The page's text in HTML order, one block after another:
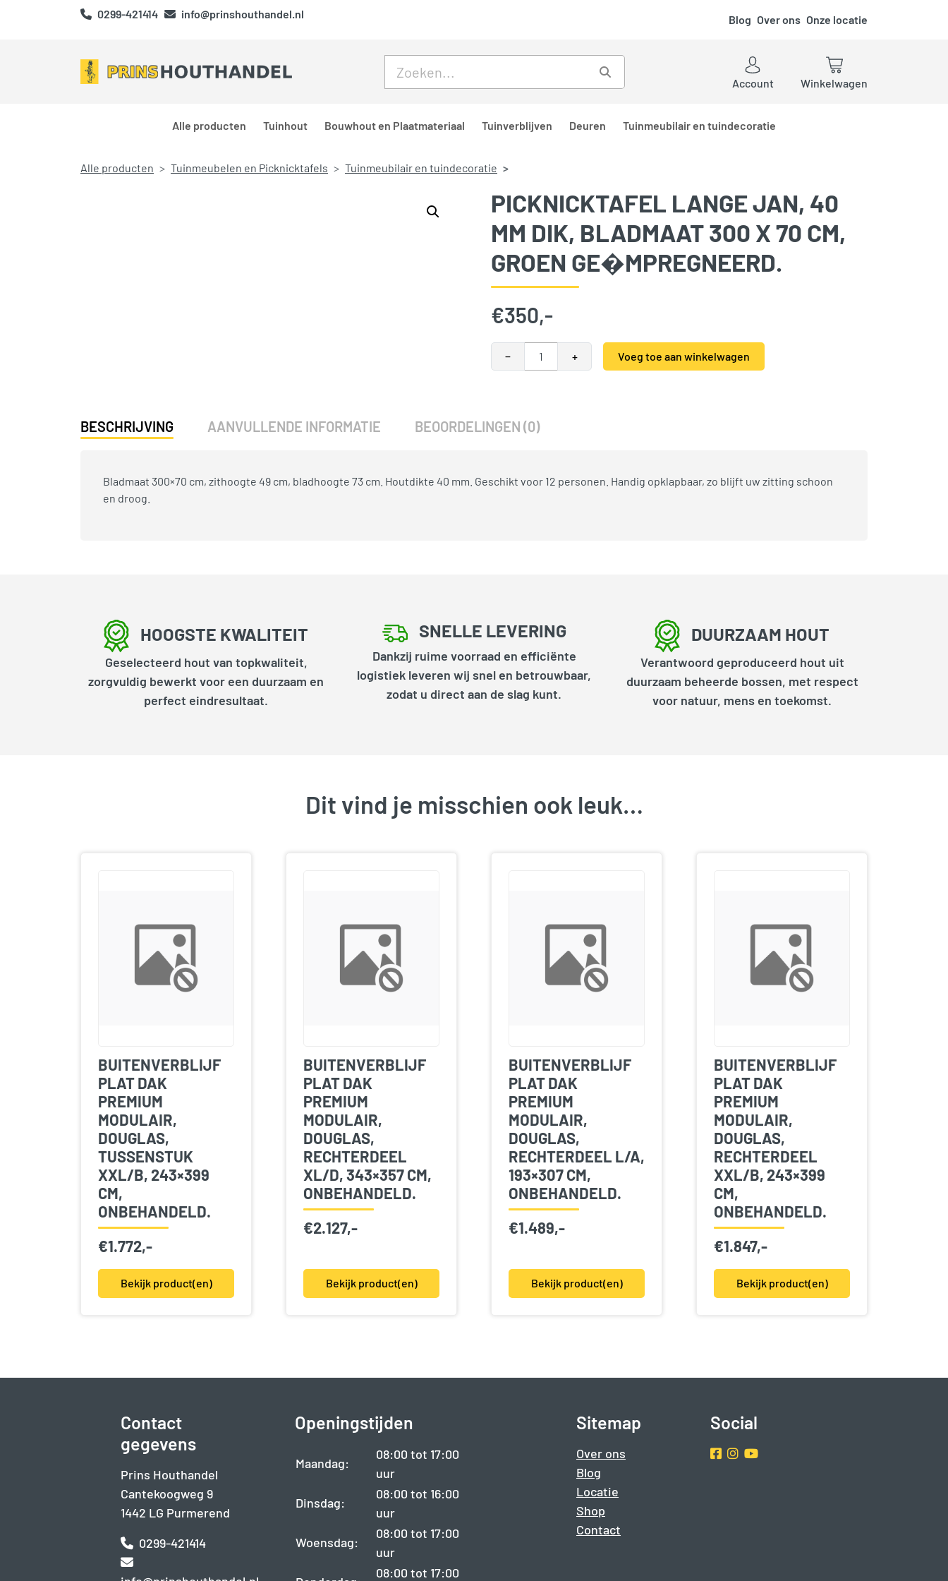
0299-421414 info@prinshouthandel.nl Blog Over ons Onze locatie
Account
Winkelwagen
Alle producten Tuinhout Bouwhout en Plaatmateriaal Tuinverblijven Deuren Tuinmeubilair en tuindecoratie
Alle producten Tuinmeubelen en Picknicktafels Tuinmeubilair en tuindecoratie
PICKNICKTAFEL LANGE JAN, 40
MM DIK, BLADMAAT 300 X 70 CM,
GROEN GE�MPREGNEERD.
€350,-
− +
Voeg toe aan winkelwagen
BESCHRIJVING AANVULLENDE INFORMATIE BEOORDELINGEN (0)
Bladmaat 300×70 cm, zithoogte 49 cm, bladhoogte 73 cm. Houtdikte 40 mm. Geschikt voor 12 personen. Handig opklapbaar, zo blijft uw zitting schoon
en droog.
HOOGSTE KWALITEIT
Geselecteerd hout van topkwaliteit,
zorgvuldig bewerkt voor een duurzaam en
perfect eindresultaat.
SNELLE LEVERING
Dankzij ruime voorraad en efficiënte
logistiek leveren wij snel en betrouwbaar,
zodat u direct aan de slag kunt.
DUURZAAM HOUT
Verantwoord geproduceerd hout uit
duurzaam beheerde bossen, met respect
voor natuur, mens en toekomst.
Dit vind je misschien ook leuk…
BUITENVERBLIJF
PLAT DAK
PREMIUM
MODULAIR,
DOUGLAS,
TUSSENSTUK
XXL/B, 243×399
CM,
ONBEHANDELD.
€1.772,-
Bekijk product(en)
BUITENVERBLIJF
PLAT DAK
PREMIUM
MODULAIR,
DOUGLAS,
RECHTERDEEL
XL/D, 343×357 CM,
ONBEHANDELD.
€2.127,-
Bekijk product(en)
BUITENVERBLIJF
PLAT DAK
PREMIUM
MODULAIR,
DOUGLAS,
RECHTERDEEL L/A,
193×307 CM,
ONBEHANDELD.
€1.489,-
Bekijk product(en)
BUITENVERBLIJF
PLAT DAK
PREMIUM
MODULAIR,
DOUGLAS,
RECHTERDEEL
XXL/B, 243×399
CM,
ONBEHANDELD.
€1.847,-
Bekijk product(en)
Contact
gegevens
Prins Houthandel
Cantekoogweg 9
1442 LG Purmerend
0299-421414
Openingstijden
Maandag:
08:00 tot 17:00
uur
Dinsdag:
08:00 tot 16:00
uur
Woensdag:
08:00 tot 17:00
uur
08:00 tot 17:00
Sitemap
Over ons
Blog
Locatie
Shop
Contact
Social
Facebook
Instragram
Youtube